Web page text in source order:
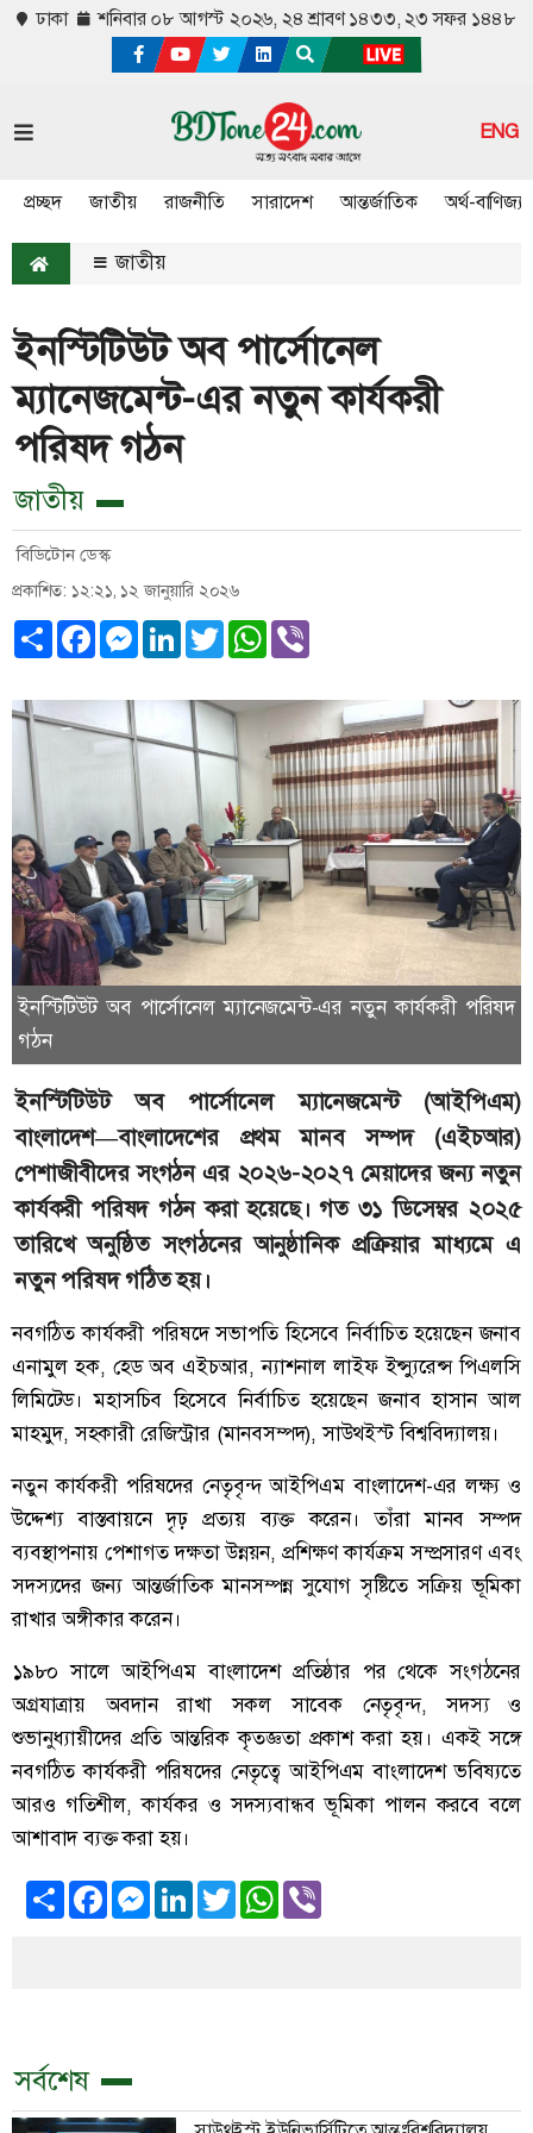
ঢাকা শনিবার ০৮ আগস্ট ২০২৬, ২৪ শ্রাবণ ১৪৩৩, ২৩ সফর ১৪৪৮
ENG
প্রচ্ছদ জাতীয় রাজনীতি সারাদেশ আন্তর্জাতিক অর্থ-বাণিজ্য
জাতীয়
ইনস্টিটিউট অব পার্সোনেল
ম্যানেজমেন্ট-এর নতুন কার্যকরী
পরিষদ গঠন
জাতীয়
বিডিটোন ডেস্ক
প্রকাশিত: ১২:২১, ১২ জানুয়ারি ২০২৬
ShareFacebookMessenger
LinkedInTwitterWhatsApp
ইনস্টিটিউট অব পার্সোনেল ম্যানেজমেন্ট-এর নতুন কার্যকরী পরিষদ
গঠন
ইনস্টিটিউট অব পার্সোনেল ম্যানেজমেন্ট (আইপিএম)
বাংলাদেশ—বাংলাদেশের প্রথম মানব সম্পদ (এইচআর)
পেশাজীবীদের সংগঠন এর ২০২৬-২০২৭ মেয়াদের জন্য নতুন
কার্যকরী পরিষদ গঠন করা হয়েছে। গত ৩১ ডিসেম্বর ২০২৫
তারিখে অনুষ্ঠিত সংগঠনের আনুষ্ঠানিক প্রক্রিয়ার মাধ্যমে এ
নতুন পরিষদ গঠিত হয়।
নবগঠিত কার্যকরী পরিষদে সভাপতি হিসেবে নির্বাচিত হয়েছেন জনাব
এনামুল হক, হেড অব এইচআর, ন্যাশনাল লাইফ ইন্স্যুরেন্স পিএলসি
লিমিটেড। মহাসচিব হিসেবে নির্বাচিত হয়েছেন জনাব হাসান আল
মাহমুদ, সহকারী রেজিস্ট্রার (মানবসম্পদ), সাউথইস্ট বিশ্ববিদ্যালয়।
নতুন কার্যকরী পরিষদের নেতৃবৃন্দ আইপিএম বাংলাদেশ-এর লক্ষ্য ও
উদ্দেশ্য বাস্তবায়নে দৃঢ় প্রত্যয় ব্যক্ত করেন। তাঁরা মানব সম্পদ
ব্যবস্থাপনায় পেশাগত দক্ষতা উন্নয়ন, প্রশিক্ষণ কার্যক্রম সম্প্রসারণ এবং
সদস্যদের জন্য আন্তর্জাতিক মানসম্পন্ন সুযোগ সৃষ্টিতে সক্রিয় ভূমিকা
রাখার অঙ্গীকার করেন।
১৯৮০ সালে আইপিএম বাংলাদেশ প্রতিষ্ঠার পর থেকে সংগঠনের
অগ্রযাত্রায় অবদান রাখা সকল সাবেক নেতৃবৃন্দ, সদস্য ও
শুভানুধ্যায়ীদের প্রতি আন্তরিক কৃতজ্ঞতা প্রকাশ করা হয়। একই সঙ্গে
নবগঠিত কার্যকরী পরিষদের নেতৃত্বে আইপিএম বাংলাদেশ ভবিষ্যতে
আরও গতিশীল, কার্যকর ও সদস্যবান্ধব ভূমিকা পালন করবে বলে
আশাবাদ ব্যক্ত করা হয়।
ShareFacebookMessenger
LinkedInTwitterWhatsApp
সর্বশেষ